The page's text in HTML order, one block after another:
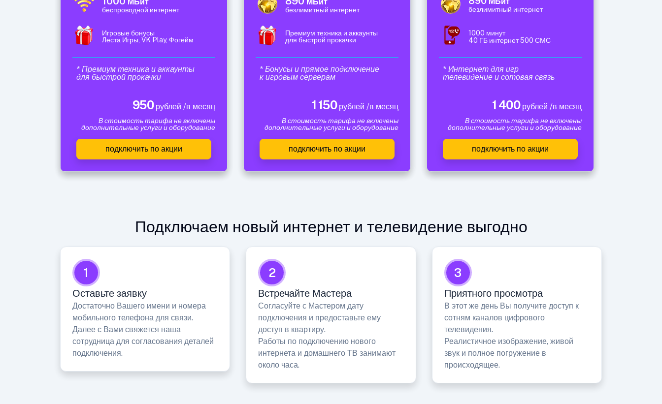
беспроводной интернет
Игровые бонусы
Леста Игры, VK Play, Фогейм
* Премиум техника и аккаунты
для быстрой прокачки
950рублей /в месяц
В стоимость тарифа не включены
дополнительные услуги и оборудование
подключить по акции
безлимитный интернет
Премиум техника и аккаунты
для быстрой прокачки
* Бонусы и прямое подключение
к игровым серверам
1 150рублей /в месяц
В стоимость тарифа не включены
дополнительные услуги и оборудование
подключить по акции
безлимитный интернет
1000 минут
40 ГБ интернет 500 СМС
* Интернет для игр
телевидение и сотовая связь
1 400рублей /в месяц
В стоимость тарифа не включены
дополнительные услуги и оборудование
подключить по акции
Подключаем новый интернет и телевидение выгодно
1
Оставьте заявку
Достаточно Вашего имени и номера
мобильного телефона для связи.
Далее с Вами свяжется наша
сотрудница для согласования деталей
подключения.
2
Встречайте Мастера
Согласуйте с Мастером дату
подключения и предоставьте ему
доступ в квартиру.
Работы по подключению нового
интернета и домашнего ТВ занимают
около часа.
3
Приятного просмотра
В этот же день Вы получите доступ к
сотням каналов цифрового
телевидения.
Реалистичное изображение, живой
звук и полное погружение в
происходящее.